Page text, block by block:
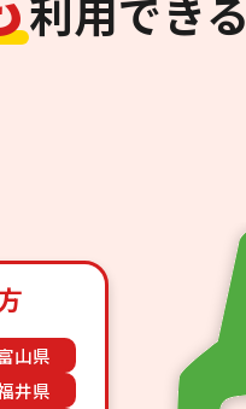
利用できる
山県
井県